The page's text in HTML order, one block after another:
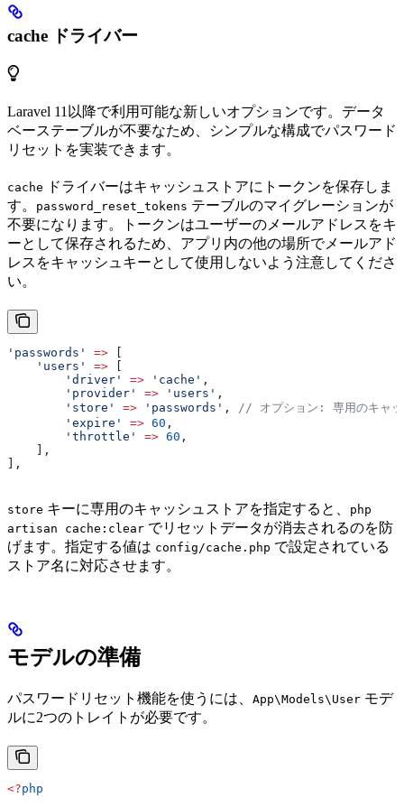
cache ドライバー
Laravel 11以降で利用可能な新しいオプションです。データ
ベーステーブルが不要なため、シンプルな構成でパスワード
リセットを実装できます。
cache
ドライバーはキャッシュストアにトークンを保存しま
す。
password_reset_tokens テーブルのマイグレーションが
不要になります。トークンはユーザーのメールアドレスをキ
ーとして保存されるため、アプリ内の他の場所でメールアド
レスをキャッシュキーとして使用しないよう注意してくださ
い。
'passwords' =>
    'users'
=>
        'driver'
=> 'cache' ,
        'provider'
=> 'users' ,
        'store'
=> 'passwords' ,
// オプション: 専用のキャッ
        'expire'
=> 60 ,
        'throttle'
=> 60 ,
    ],
],
store キーに専用のキャッシュストアを指定すると、
php
artisan cache:clear でリセットデータが消去されるのを防
げます。指定する値は config/cache.php で設定されている
ストア名に対応させます。
モデルの準備
パスワードリセット機能を使うには、 App\Models\User モデ
ルに2つのトレイトが必要です。
<?php